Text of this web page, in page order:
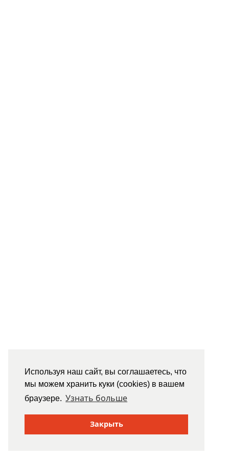
Используя наш сайт, вы соглашаетесь, что
мы можем хранить куки (cookies) в вашем
браузере. Узнать больше
Закрыть